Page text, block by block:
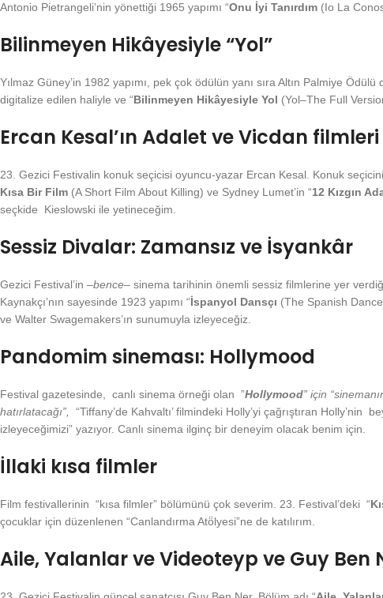
Antonio Pietrangeli’nin yönettiği 1965 yapımı “Onu İyi Tanırdım (Io La
Bilinmeyen Hikâyesiyle “Yol”
Yılmaz Güney’in 1982 yapımı, pek çok ödülün yanı sıra Altın Palmiye
digitalize edilen haliyle ve “Bilinmeyen Hikâyesiyle Yol (Yol–The Full
Ercan Kesal’ın Adalet ve Vicdan
23. Gezici Festivalin konuk seçicisi oyuncu-yazar Ercan Kesal. Konuk
Kısa Bir Film (A Short Film About Killing) ve Sydney Lumet’in “12 Kızgın
seçkide Kieslowski ile yetineceğim.
Sessiz Divalar: Zamansız ve İsyankâr
Gezici Festival’in –bence– sinema tarihinin önemli sessiz filmlerine yer
Kaynakçı’nın sayesinde 1923 yapımı “İspanyol Dansçı (The Spanish
ve Walter Swagemakers’ın sunumuyla izleyeceğiz.
Pandomim sineması: Hollymood
Festival gazetesinde, canlı sinema örneği olan ”Hollymood” için
hatırlatacağı”, “Tiffany’de Kahvaltı’ filmindeki Holly’yi çağrıştıran
izleyeceğimizi” yazıyor. Canlı sinema ilginç bir deneyim olacak benim için.
İllaki kısa filmler
Film festivallerinin “kısa filmler” bölümünü çok severim. 23. Festival’deki “
çocuklar için düzenlenen “Canlandırma Atö̈lyesi”ne de katılırım.
Aile, Yalanlar ve Videoteyp ve Guy Ben